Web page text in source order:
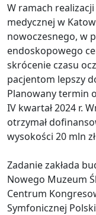
W ramach
medycznej w
nowoczesnego, w
endoskopowego
skrócenie czasu
pacjentom lepszy
Planowany termin
IV kwartał 2024 r.
otrzymał
wysokości 20 mln
Zadanie zakłada
Nowego Muzeum
Centrum
Symfonicznej